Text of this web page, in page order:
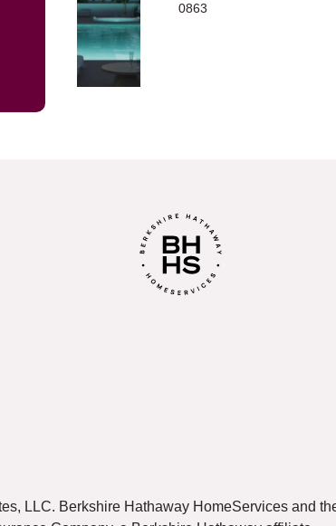
0863
LLC. Berkshire Hathaway HomeServices and